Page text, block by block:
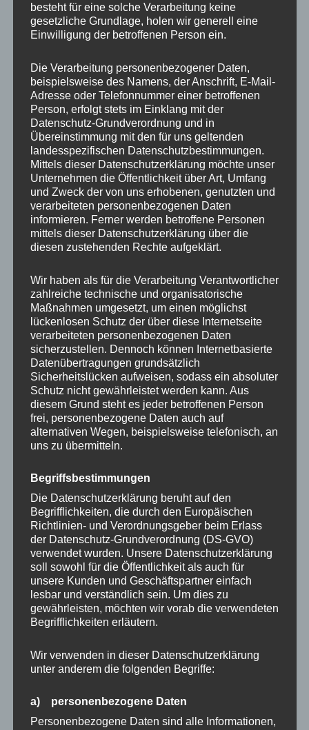
18,95€
19,95 €
Dieses
Produkt
weist
mehrere
Varianten
auf.
Die
Optionen
können
auf
der
Produktseite
gewählt
werden
Handykordel MIDNIGHT
Snap Original
mehrere
auf.
der
Handykordel BERRY Snap
Original
17,95€
Neu
Dieses
Produkt
weist
mehrere
Varianten
Die
Optionen
können
auf
der
Produktseite
gewählt
werden
Handykordel TANGO
Snap Original
17,95€
Dieses
Snap Original
17,95€
Produkt
weist
Varianten
auf.
auf.
besteht für eine solche Verarbeitung keine
gesetzliche Grundlage, holen wir generell eine
Einwilligung der betroffenen Person ein.
Die Verarbeitung personenbezogener Daten,
beispielsweise des Namens, der Anschrift, E-Mail-
Adresse oder Telefonnummer einer betroffenen
Person, erfolgt stets im Einklang mit der
Datenschutz-Grundverordnung und in
Übereinstimmung mit den für uns geltenden
landesspezifischen Datenschutzbestimmungen.
Mittels dieser Datenschutzerklärung möchte unser
Unternehmen die Öffentlichkeit über Art, Umfang
und Zweck der von uns erhobenen, genutzten und
verarbeiteten personenbezogenen Daten
informieren. Ferner werden betroffene Personen
mittels dieser Datenschutzerklärung über die
diesen zustehenden Rechte aufgeklärt.
Wir haben als für die Verarbeitung Verantwortlicher
zahlreiche technische und organisatorische
Maßnahmen umgesetzt, um einen möglichst
lückenlosen Schutz der über diese Internetseite
verarbeiteten personenbezogenen Daten
sicherzustellen. Dennoch können Internetbasierte
Datenübertragungen grundsätzlich
Sicherheitslücken aufweisen, sodass ein absoluter
Schutz nicht gewährleistet werden kann. Aus
diesem Grund steht es jeder betroffenen Person
frei, personenbezogene Daten auch auf
alternativen Wegen, beispielsweise telefonisch, an
uns zu übermitteln.
Begriffsbestimmungen
Die Datenschutzerklärung beruht auf den
Begrifflichkeiten, die durch den Europäischen
Richtlinien- und Verordnungsgeber beim Erlass
der Datenschutz-Grundverordnung (DS-GVO)
verwendet wurden. Unsere Datenschutzerklärung
soll sowohl für die Öffentlichkeit als auch für
unsere Kunden und Geschäftspartner einfach
lesbar und verständlich sein. Um dies zu
gewährleisten, möchten wir vorab die verwendeten
Begrifflichkeiten erläutern.
Wir verwenden in dieser Datenschutzerklärung
unter anderem die folgenden Begriffe:
a) personenbezogene Daten
Personenbezogene Daten sind alle Informationen,